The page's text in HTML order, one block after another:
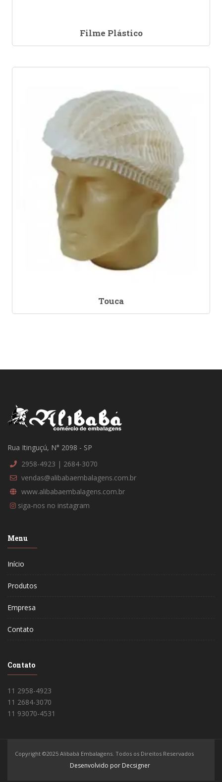
Filme Plástico
Touca
Rua Itinguçú, N° 2098 - SP
2958-4923 | 2684-3070
vendas@alibabaembalagens.com.br
www.alibabaembalagens.com.br
siga-nos no instagram
Menu
Início
Produtos
Empresa
Contato
Contato
11 2958-4923
11 2684-3070
11 93070-4531
Copyright ©2025 Alibabá Embalagens. Todos os Direitos Reservados
Desenvolvido por Decsigner